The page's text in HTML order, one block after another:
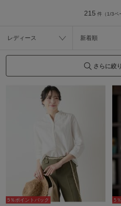
215 件（1/3ペ
レディース 新着順
さらに絞
5％ポイントバック
5